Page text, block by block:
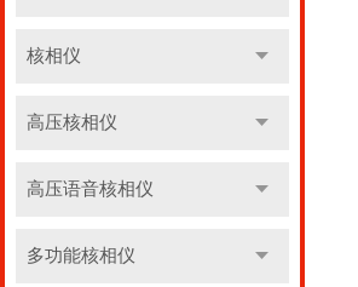
核相仪
高压核相仪
高压语音核相仪
多功能核相仪